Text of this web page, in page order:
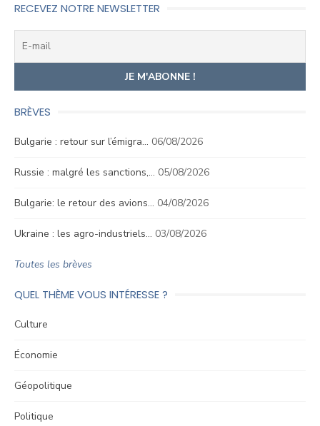
RECEVEZ NOTRE NEWSLETTER
BRÈVES
Bulgarie : retour sur l’émigra… 06/08/2026
Russie : malgré les sanctions,… 05/08/2026
Bulgarie: le retour des avions… 04/08/2026
Ukraine : les agro-industriels… 03/08/2026
Toutes les brèves
QUEL THÈME VOUS INTÉRESSE ?
Culture
Économie
Géopolitique
Politique